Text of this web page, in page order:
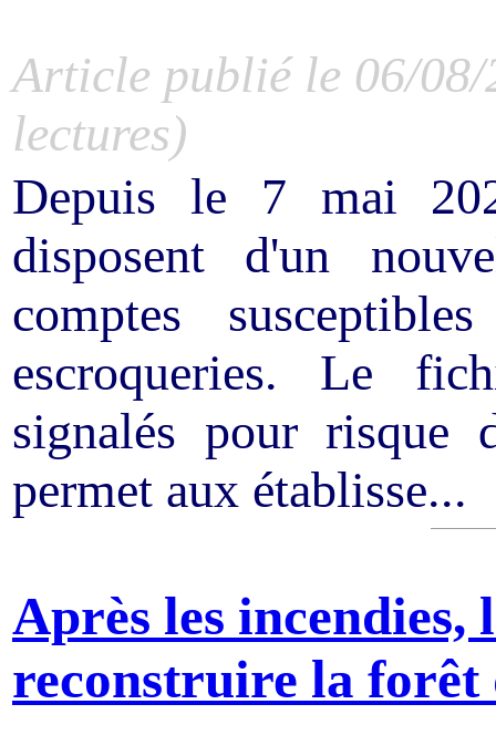
Article publié le 06/
lectures)
Depuis le 7 mai
disposent d'un
comptes
escroqueries. Le
signalés pour risque
permet aux établisse...
Après les
reconstruire la forêt